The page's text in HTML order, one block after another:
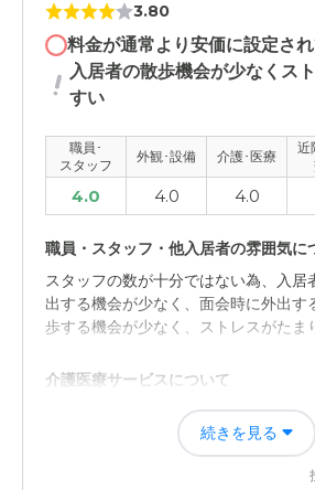
3.80
料金が通常より安価に設定さ
入居者の散歩機会が少なくス
すい
職員･
スタッフ
外観･設備 介護･医療
近
4.0 4.0 4.0
職員・スタッフ・他入居者の雰囲気に
スタッフの数が十分ではない為、入居
出する機会が少なく、面会時に外出す
歩する機会が少なく、ストレスがたま
介護医療サービスについて
施設が新しく、スタッフも親切で、料
設定されており良かった。また、提携
く、いざというときに的確に対応して
続きを見る